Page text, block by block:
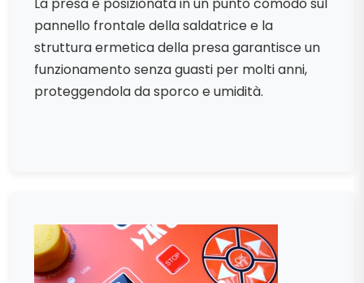
pannello frontale della saldatrice e la
struttura ermetica della presa garantisce un
funzionamento senza guasti per molti anni,
proteggendola da sporco e umidità.